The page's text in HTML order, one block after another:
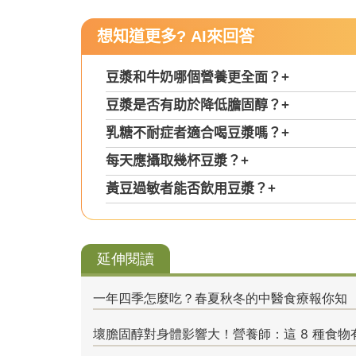
想知道更多? AI來回答
豆漿和牛奶哪個營養更全面？+
豆漿是否有助於降低膽固醇？+
乳糖不耐症者適合喝豆漿嗎？+
每天應攝取幾杯豆漿？+
黃豆過敏者能否飲用豆漿？+